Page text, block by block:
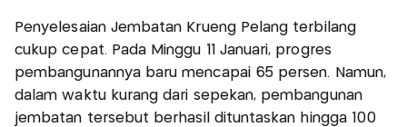
Penyelesaian Jembatan Krueng Pelang terbilang
cukup cepat. Pada Minggu 11 Januari, progres
pembangunannya baru mencapai 65 persen. Namun,
dalam waktu kurang dari sepekan, pembangunan
jembatan tersebut berhasil dituntaskan hingga 100